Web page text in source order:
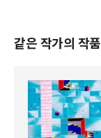
같은 작가의 작품